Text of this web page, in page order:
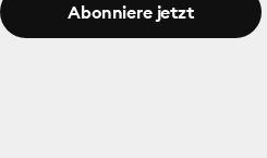
Abonniere jetzt